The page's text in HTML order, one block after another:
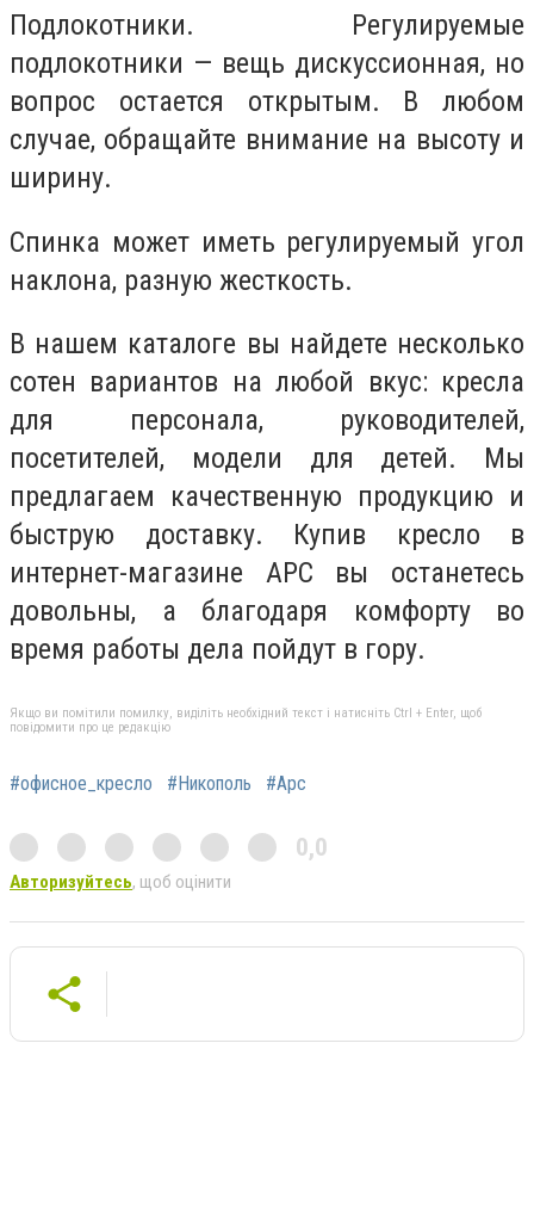
Подлокотники. Регулируемые
подлокотники — вещь дискуссионная, но
вопрос остается открытым. В любом
случае, обращайте внимание на высоту и
ширину.
Спинка может иметь регулируемый угол
наклона, разную жесткость.
В нашем каталоге вы найдете несколько
сотен вариантов на любой вкус: кресла
для персонала, руководителей,
посетителей, модели для детей. Мы
предлагаем качественную продукцию и
быструю доставку. Купив кресло в
интернет-магазине АРС вы останетесь
довольны, а благодаря комфорту во
время работы дела пойдут в гору.
Якщо ви помітили помилку, виділіть необхідний текст і натисніть Ctrl + Enter, щоб
повідомити про це редакцію
#офисное_кресло #Никополь #Арс
0,0
Авторизуйтесь, щоб оцінити